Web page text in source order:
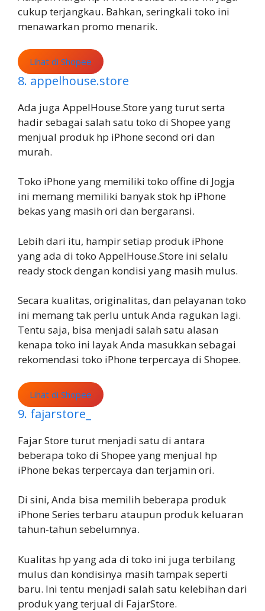
cukup terjangkau. Bahkan, seringkali toko ini
menawarkan promo menarik.
Lihat di Shopee
8. appelhouse.store
Ada juga AppelHouse.Store yang turut serta
hadir sebagai salah satu toko di Shopee yang
menjual produk hp iPhone second ori dan
murah.
Toko iPhone yang memiliki toko offine di Jogja
ini memang memiliki banyak stok hp iPhone
bekas yang masih ori dan bergaransi.
Lebih dari itu, hampir setiap produk iPhone
yang ada di toko AppelHouse.Store ini selalu
ready stock dengan kondisi yang masih mulus.
Secara kualitas, originalitas, dan pelayanan toko
ini memang tak perlu untuk Anda ragukan lagi.
Tentu saja, bisa menjadi salah satu alasan
kenapa toko ini layak Anda masukkan sebagai
rekomendasi toko iPhone terpercaya di Shopee.
Lihat di Shopee
9. fajarstore_
Fajar Store turut menjadi satu di antara
beberapa toko di Shopee yang menjual hp
iPhone bekas terpercaya dan terjamin ori.
Di sini, Anda bisa memilih beberapa produk
iPhone Series terbaru ataupun produk keluaran
tahun-tahun sebelumnya.
Kualitas hp yang ada di toko ini juga terbilang
mulus dan kondisinya masih tampak seperti
baru. Ini tentu menjadi salah satu kelebihan dari
produk yang terjual di FajarStore.